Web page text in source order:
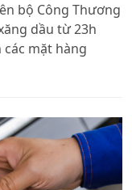
bộ Công Thương
dầu từ 23h
các mặt hàng